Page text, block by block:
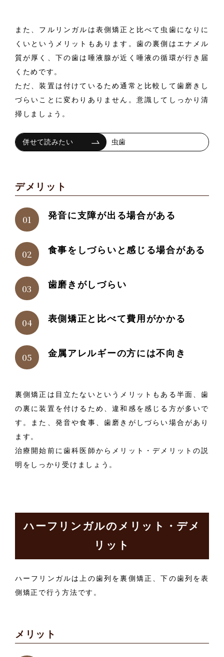
また、フルリンガルは表側矯正と比べて虫歯になりに
くいというメリットもあります。歯の裏側はエナメル
質が厚く、下の歯は唾液腺が近く唾液の循環が行き届
くためです。
ただ、装置は付けているため通常と比較して歯磨きし
づらいことに変わりありません。意識してしっかり清
掃しましょう。
虫歯
デメリット
発音に支障が出る場合がある
食事をしづらいと感じる場合がある
歯磨きがしづらい
表側矯正と比べて費用がかかる
金属アレルギーの方には不向き
裏側矯正は目立たないというメリットもある半面、歯
の裏に装置を付けるため、違和感を感じる方が多いで
す。また、発音や食事、歯磨きがしづらい場合があり
ます。
治療開始前に歯科医師からメリット・デメリットの説
明をしっかり受けましょう。
ハーフリンガルのメリット・デメ
リット
ハーフリンガルは上の歯列を裏側矯正、下の歯列を表
側矯正で行う方法です。
メリット